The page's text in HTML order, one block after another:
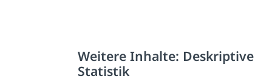
Weitere Inhalte: Deskriptive
Statistik